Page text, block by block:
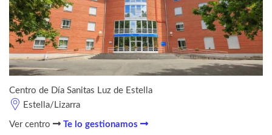
Centro de Día Sanitas Luz de Estella
Estella/Lizarra
Ver centro Te lo gestionamos